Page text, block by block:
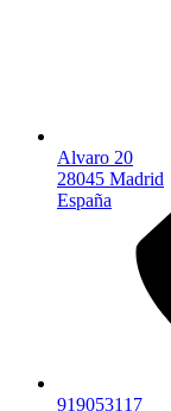
Alvaro 20
28045 Madrid
España
919053117